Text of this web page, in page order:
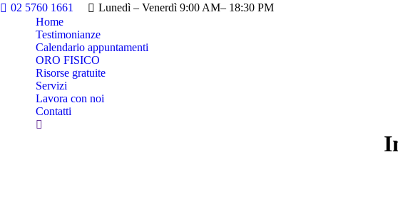
02 5760 1661 Lunedì – Venerdì 9:00 AM– 18:30 PM
Home
Testimonianze
Calendario appuntamenti
ORO FISICO
Risorse gratuite
Servizi
Lavora con noi
Contatti
Cerca: